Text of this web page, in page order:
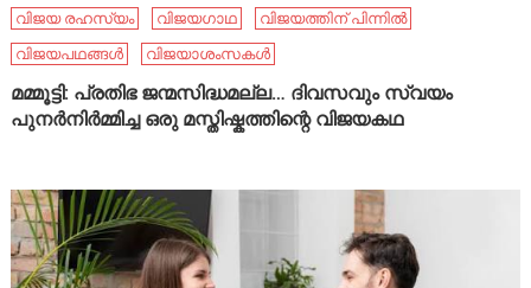
വിജയ രഹസ്യം
വിജയഗാഥ
വിജയത്തിന് പിന്നിൽ
വിജയപഥങ്ങൾ
വിജയാശംസകൾ
മമ്മൂട്ടി: പ്രതിഭ ജന്മസിദ്ധമല്ല… ദിവസവും സ്വയം
പുനർനിർമ്മിച്ച ഒരു മസ്തിഷ്കത്തിന്റെ വിജയകഥ